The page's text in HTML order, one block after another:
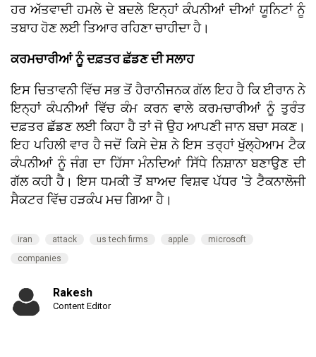
ਹਰ ਅੱਤਵਾਦੀ ਹਮਲੇ ਦੇ ਬਦਲੇ ਇਨ੍ਹਾਂ ਕੰਪਨੀਆਂ ਦੀਆਂ ਯੂਨਿਟਾਂ ਨੂੰ
ਤਬਾਹ ਹੋਣ ਲਈ ਤਿਆਰ ਰਹਿਣਾ ਚਾਹੀਦਾ ਹੈ।
ਕਰਮਚਾਰੀਆਂ ਨੂੰ ਦਫ਼ਤਰ ਛੱਡਣ ਦੀ ਸਲਾਹ
ਇਸ ਚਿਤਾਵਨੀ ਵਿੱਚ ਸਭ ਤੋਂ ਹੈਰਾਨੀਜਨਕ ਗੱਲ ਇਹ ਹੈ ਕਿ ਈਰਾਨ ਨੇ
ਇਨ੍ਹਾਂ ਕੰਪਨੀਆਂ ਵਿੱਚ ਕੰਮ ਕਰਨ ਵਾਲੇ ਕਰਮਚਾਰੀਆਂ ਨੂੰ ਤੁਰੰਤ
ਦਫ਼ਤਰ ਛੱਡਣ ਲਈ ਕਿਹਾ ਹੈ ਤਾਂ ਜੋ ਉਹ ਆਪਣੀ ਜਾਨ ਬਚਾ ਸਕਣ।
ਇਹ ਪਹਿਲੀ ਵਾਰ ਹੈ ਜਦੋਂ ਕਿਸੇ ਦੇਸ਼ ਨੇ ਇਸ ਤਰ੍ਹਾਂ ਖੁੱਲ੍ਹੇਆਮ ਟੈਕ
ਕੰਪਨੀਆਂ ਨੂੰ ਜੰਗ ਦਾ ਹਿੱਸਾ ਮੰਨਦਿਆਂ ਸਿੱਧੇ ਨਿਸ਼ਾਨਾ ਬਣਾਉਣ ਦੀ
ਗੱਲ ਕਹੀ ਹੈ। ਇਸ ਧਮਕੀ ਤੋਂ ਬਾਅਦ ਵਿਸ਼ਵ ਪੱਧਰ 'ਤੇ ਟੈਕਨਾਲੋਜੀ
ਸੈਕਟਰ ਵਿੱਚ ਹੜਕੰਪ ਮਚ ਗਿਆ ਹੈ।
iran attack us tech firms apple
microsoft
companies
Rakesh
Content Editor